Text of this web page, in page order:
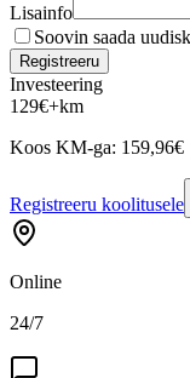
Lisainfo
Soovin saada
Registreeru
Investeering
129€+km
Koos KM-ga: 159,96€
Registreeru koolitusele
Online
24/7